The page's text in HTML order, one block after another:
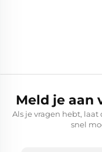
Meld je aan
Als je vragen hebt,
snel